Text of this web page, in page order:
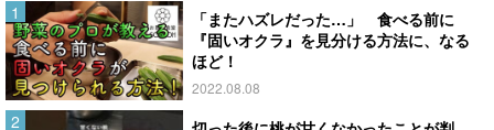
「またハズレだった…」 食べる前に
『固いオクラ』を見分ける方法に、なる
ほど！
2022.08.08